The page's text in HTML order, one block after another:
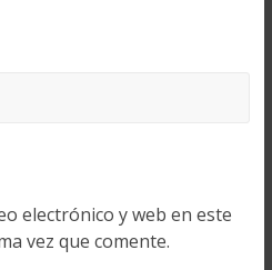
electrónico y web en este
vez que comente.